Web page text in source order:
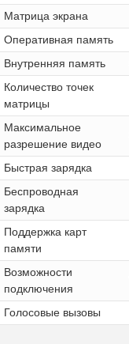
Матрица экрана
Оперативная память
Внутренняя память
Количество точек
матрицы
Максимальное
разрешение видео
Быстрая зарядка
Беспроводная
зарядка
Поддержка карт
памяти
Возможности
подключения
Голосовые вызовы